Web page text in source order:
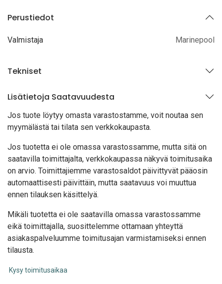
Perustiedot
Valmistaja Marinepool
Tekniset
Lisätietoja Saatavuudesta
Jos tuote löytyy omasta varastostamme, voit noutaa sen
myymälästä tai tilata sen verkkokaupasta.
Jos tuotetta ei ole omassa varastossamme, mutta sitä on
saatavilla toimittajalta, verkkokaupassa näkyvä toimitusaika
on arvio. Toimittajiemme varastosaldot päivittyvät pääosin
automaattisesti päivittäin, mutta saatavuus voi muuttua
ennen tilauksen käsittelyä.
Mikäli tuotetta ei ole saatavilla omassa varastossamme
eikä toimittajalla, suosittelemme ottamaan yhteyttä
asiakaspalveluumme toimitusajan varmistamiseksi ennen
tilausta.
Kysy toimitusaikaa